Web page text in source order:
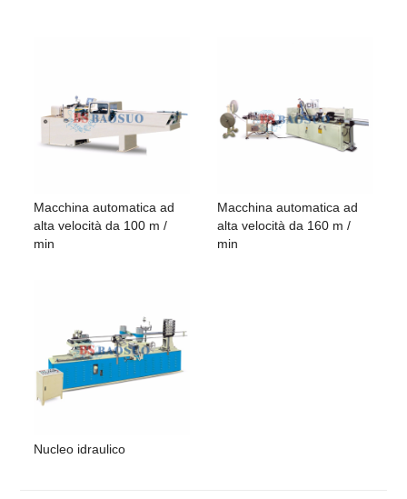
Macchina automatica ad
alta velocità da 100 m /
min
Macchina automatica ad
alta velocità da 160 m /
min
Nucleo idraulico